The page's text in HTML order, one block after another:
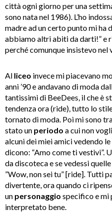
città ogni giorno per una
sono nata nel 1986). L’ho
madre ad un certo punto mi ha
abbiamo altri abiti da darti!” e
perché comunque insistevo nel
Al liceo invece mi piacevano
anni ’90 e andavano di moda
tantissimi di BeeDees, il che è
tendenza ora (ride), tutto lo
tornato di moda. Poi mi sono
stato un periodo a cui non
alcuni dei miei amici vedendo
dicono: “Amo come ti vestivi”.
da discoteca e se vedessi
”Wow, non sei tu” [ride]. Tutti
divertente, ora quando ci
un personaggio specifico e mi
interpretato bene.